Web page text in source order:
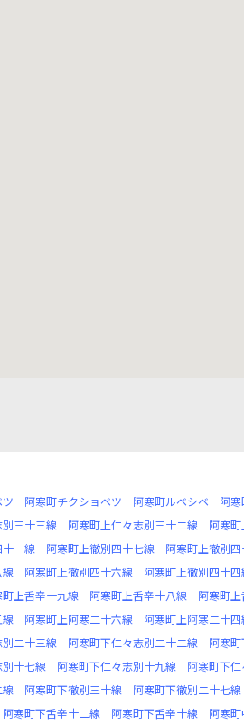
阿寒町チクショベツ 阿寒町ルベシベ 阿
三十三線 阿寒町上仁々志別三十二線 阿寒
一線 阿寒町上徹別四十七線 阿寒町上徹別四
阿寒町上徹別四十六線 阿寒町上徹別四十四
町上舌辛十九線 阿寒町上舌辛十八線 阿寒町
阿寒町上阿寒二十六線 阿寒町上阿寒二十四
二十三線 阿寒町下仁々志別二十二線 阿寒
十七線 阿寒町下仁々志別十九線 阿寒町下
阿寒町下徹別三十線 阿寒町下徹別二十七線
阿寒町下舌辛十二線 阿寒町下舌辛十線 阿寒